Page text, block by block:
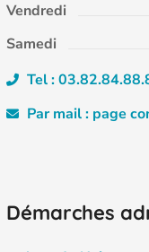
Vendredi
Samedi
Tel :
Par mail : page
Démarches